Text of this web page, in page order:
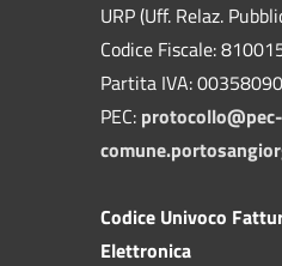
URP (Uff. Relaz.
Codice Fiscale:
Partita IVA:
PEC: protocollo@pec-
Codice Univoco
Elettronica